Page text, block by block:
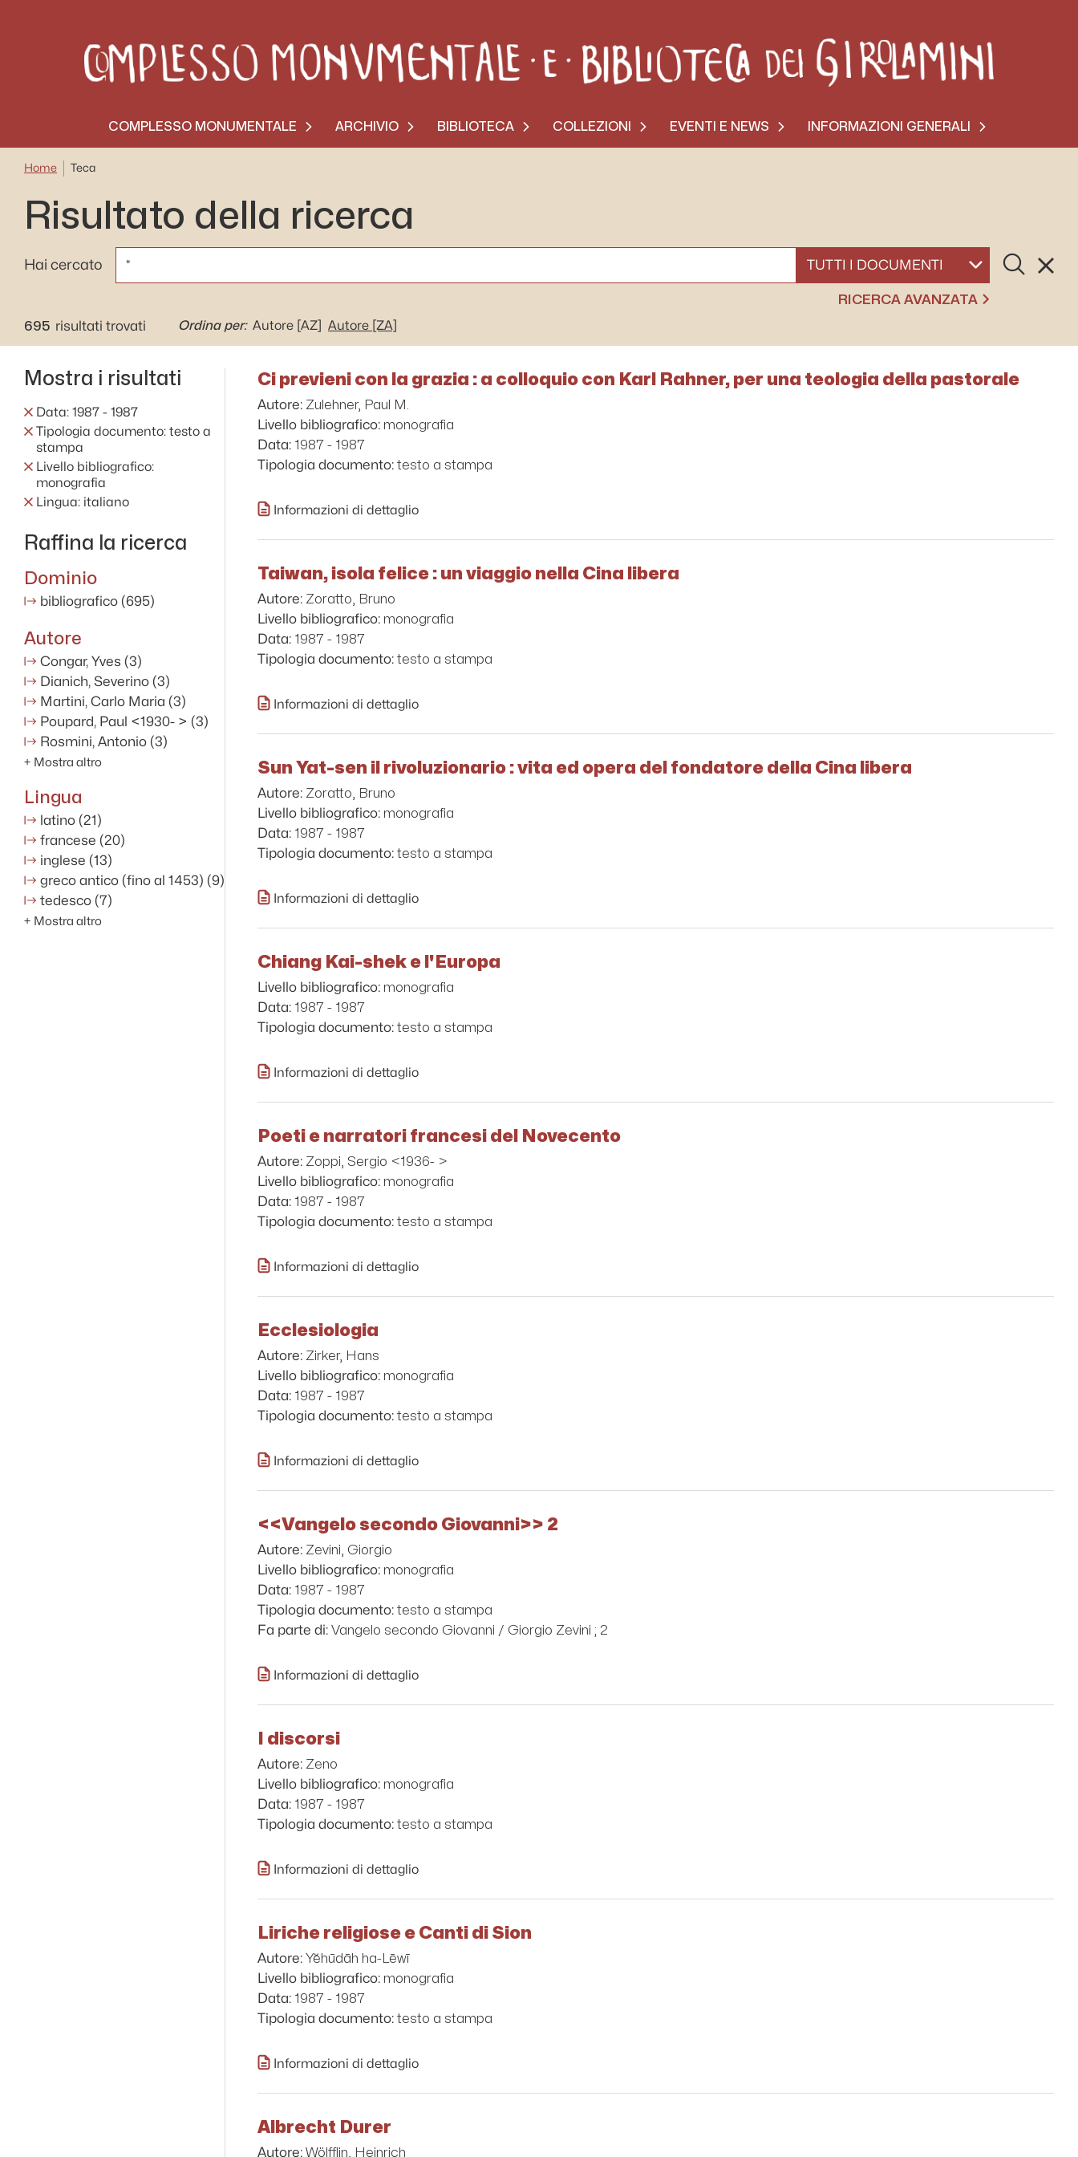
COMPLESSO MONUMENTALE ARCHIVIO BIBLIOTECA COLLEZIONI EVENTI E NEWS INFORMAZIONI GENERALI
Home Teca
Risultato della ricerca
Hai cercato
SELEZIONA UN DOCUMENTO
Cerca
RICERCA AVANZATA
695 risultati trovati Ordina per: Autore [AZ] Autore [ZA]
Mostra i risultati
Data: 1987 - 1987
Tipologia documento: testo a
stampa
Livello bibliografico:
monografia
Lingua: italiano
Raffina la ricerca
Dominio
bibliografico (695)
Autore
Congar, Yves (3)
Dianich, Severino (3)
Martini, Carlo Maria (3)
Poupard, Paul <1930- > (3)
Rosmini, Antonio (3)
+ Mostra altro
Lingua
latino (21)
francese (20)
inglese (13)
greco antico (fino al 1453) (9)
tedesco (7)
+ Mostra altro
Ci previeni con la grazia : a colloquio con Karl Rahner, per una teologia della pastorale
Autore: Zulehner, Paul M.
Livello bibliografico: monografia
Data: 1987 - 1987
Tipologia documento: testo a stampa
Informazioni di dettaglio
Taiwan, isola felice : un viaggio nella Cina libera
Autore: Zoratto, Bruno
Livello bibliografico: monografia
Data: 1987 - 1987
Tipologia documento: testo a stampa
Informazioni di dettaglio
Sun Yat-sen il rivoluzionario : vita ed opera del fondatore della Cina libera
Autore: Zoratto, Bruno
Livello bibliografico: monografia
Data: 1987 - 1987
Tipologia documento: testo a stampa
Informazioni di dettaglio
Chiang Kai-shek e l'Europa
Livello bibliografico: monografia
Data: 1987 - 1987
Tipologia documento: testo a stampa
Informazioni di dettaglio
Poeti e narratori francesi del Novecento
Autore: Zoppi, Sergio <1936- >
Livello bibliografico: monografia
Data: 1987 - 1987
Tipologia documento: testo a stampa
Informazioni di dettaglio
Ecclesiologia
Autore: Zirker, Hans
Livello bibliografico: monografia
Data: 1987 - 1987
Tipologia documento: testo a stampa
Informazioni di dettaglio
<<Vangelo secondo Giovanni>> 2
Autore: Zevini, Giorgio
Livello bibliografico: monografia
Data: 1987 - 1987
Tipologia documento: testo a stampa
Fa parte di: Vangelo secondo Giovanni / Giorgio Zevini ; 2
Informazioni di dettaglio
I discorsi
Autore: Zeno
Livello bibliografico: monografia
Data: 1987 - 1987
Tipologia documento: testo a stampa
Informazioni di dettaglio
Liriche religiose e Canti di Sion
Autore: Yĕhūdāh ha-Lēwī
Livello bibliografico: monografia
Data: 1987 - 1987
Tipologia documento: testo a stampa
Informazioni di dettaglio
Albrecht Durer
Autore: Wölfflin, Heinrich